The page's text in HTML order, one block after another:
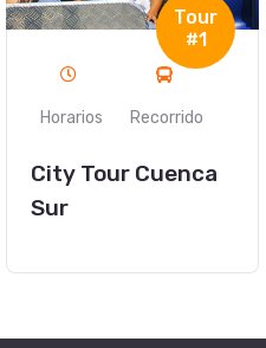
Tour
#2
Horarios Recorrido
City Tour Cuenca
Norte